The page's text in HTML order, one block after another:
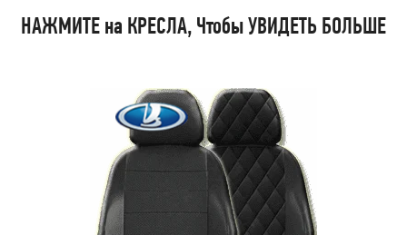
НАЖМИТЕ на КРЕСЛА, Чтобы УВИДЕТЬ БОЛЬШЕ